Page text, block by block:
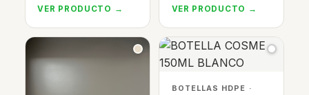
VER PRODUCTO → VER PRODUCTO →
BOTELLAS HDPE ·